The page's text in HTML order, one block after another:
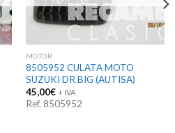
MOTOR
8505952 CULATA MOTO
SUZUKI DR BIG (AUTISA)
45,00€ + IVA
Ref. 8505952